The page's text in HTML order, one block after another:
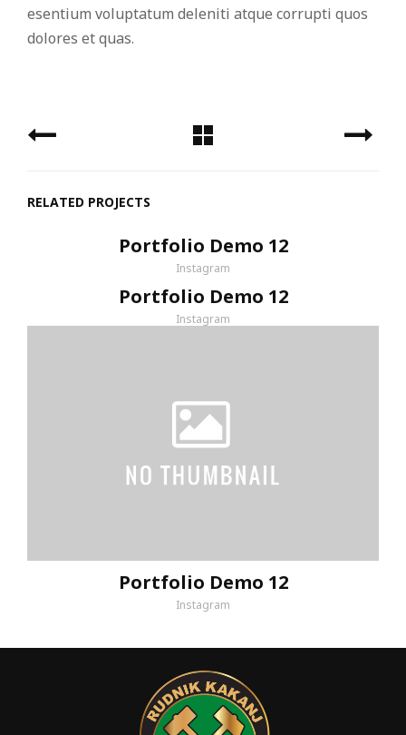
esentium voluptatum deleniti atque corrupti quos
dolores et quas.
RELATED PROJECTS
Portfolio Demo 12
Instagram
Portfolio Demo 12
Instagram
Portfolio Demo 12
Instagram